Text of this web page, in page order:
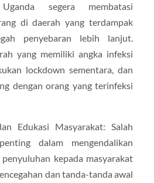
segera membatasi
di daerah yang terdampak
penyebaran lebih lanjut.
yang memiliki angka infeksi
lockdown sementara, dan
dengan orang yang terinfeksi
Edukasi Masyarakat: Salah
dalam mengendalikan
kepada masyarakat
dan tanda-tanda awal